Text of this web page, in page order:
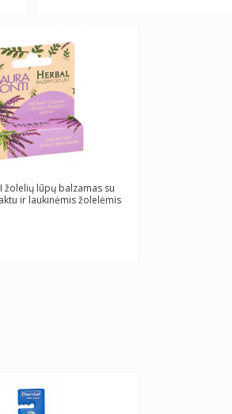
žolelių lūpų balzamas su
ir laukinėmis žolelėmis